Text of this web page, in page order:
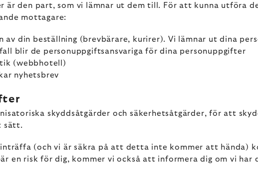
är den part, som vi lämnar ut dem till. För att kunna utföra
mottagare:
av din beställning (brevbärare, kurirer). Vi lämnar ut dina
blir de personuppgiftsansvariga för dina personuppgifter
(webbhotell)
nyhetsbrev
skyddsåtgärder och säkerhetsåtgärder, för att
sätt.
(och vi är säkra på att detta inte kommer att hända)
en risk för dig, kommer vi också att informera dig om vi